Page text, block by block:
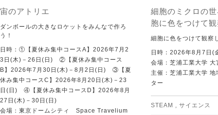
宙のアトリエ
ダンボールの大きなロケットをみんなで作ろ
う！
日時：①【夏休み集中コースA】2026年7月2
3日(木)－26日(日) ②【夏休み集中コース
B】2026年7月30日(木)－8月2日(日) ③【夏
休み集中コースC】2026年8月20日(木)－23
日(日) ④【夏休み集中コースD】2026年8月
27日(木)－30日(日)
会場：東京ドームシティ Space Travelium
細胞のミクロの
胞に色をつけて
細胞に色をつけて観察
日時：2026年8月7日(
会場：芝浦工業大学 大
主催：芝浦工業大学
ター
STEAM , サイエンス